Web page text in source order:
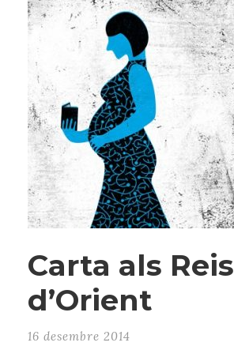
Carta als Reis
d’Orient
16 desembre 2014